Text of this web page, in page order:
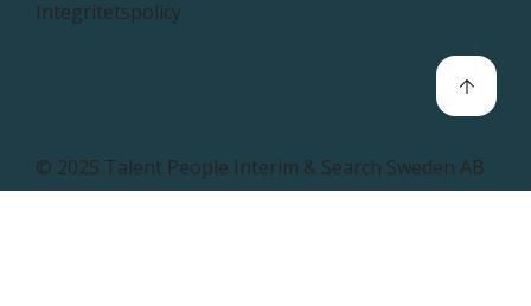
© 2025 Talent People Interim & Search Sweden AB
Integritetspolicy